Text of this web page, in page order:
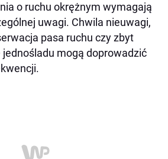
o ruchu okrężnym wymagają
uwagi. Chwila nieuwagi,
pasa ruchu czy zbyt
mogą doprowadzić